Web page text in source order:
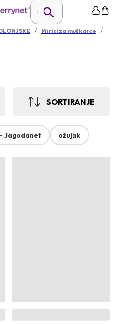
/ Mirisi za muškarce /
SORTIRANJE
Jagodanet ožujak